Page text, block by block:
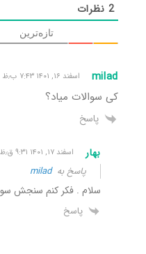
2نظرات
تازه‌ترین
milad اسفند ۱۶, ۱۴۰۱ ۷:۴۳ ب٫ظ
کی سوالات میاد؟
پاسخ
بهار اسفند ۱۷, ۱۴۰۱ ۹:۳۱ ق٫ظ
پاسخ بهmilad
سلام . فکر کنم سنجش
پاسخ